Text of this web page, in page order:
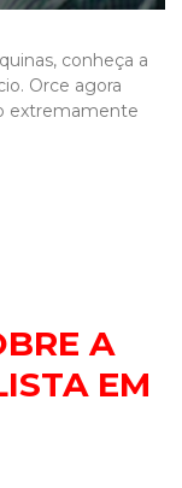
, conheça a
Orce agora
extremamente
A
EM